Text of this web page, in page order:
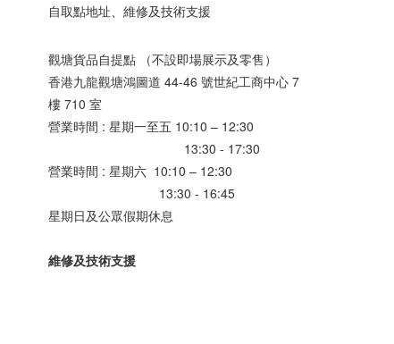
自取點地址、維修及技術支援
觀塘貨品自提點 （不設即場展示及零售）
香港九龍觀塘鴻圖道 44-46 號世紀工商中心 7
樓 710 室
營業時間 : 星期一至五 10:10 – 12:30
13:30 - 17:30
營業時間 : 星期六 10:10 – 12:30
13:30 - 16:45
星期日及公眾假期休息
維修及技術支援